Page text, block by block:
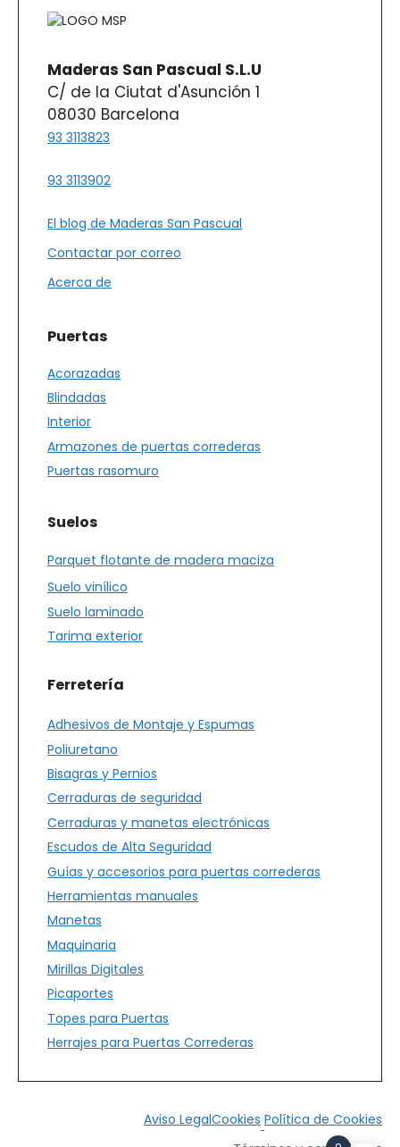
Maderas San Pascual S.L.U
C/ de la Ciutat d'Asunción 1
08030 Barcelona
93 3113823
93 3113902
El blog de Maderas San Pascual
Contactar por correo
Acerca de
Puertas
Acorazadas
Blindadas
Interior
Armazones de puertas correderas
Puertas rasomuro
Suelos
Parquet flotante de madera maciza
Suelo vinílico
Suelo laminado
Tarima exterior
Ferretería
Adhesivos de Montaje y Espumas
Poliuretano
Bisagras y Pernios
Cerraduras de seguridad
Cerraduras y manetas electrónicas
Escudos de Alta Seguridad
Guías y accesorios para puertas correderas
Herramientas manuales
Manetas
Maquinaria
Mirillas Digitales
Picaportes
Topes para Puertas
Herrajes para Puertas Correderas
Aviso LegalCookies Política de Cookies